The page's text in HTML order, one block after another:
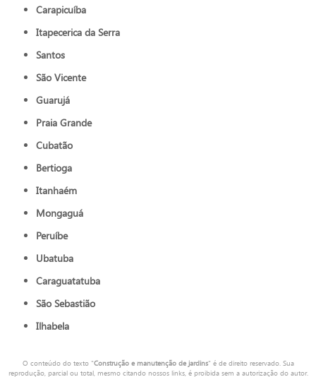
Carapicuíba
Itapecerica da Serra
Santos
São Vicente
Guarujá
Praia Grande
Cubatão
Bertioga
Itanhaém
Mongaguá
Peruíbe
Ubatuba
Caraguatatuba
São Sebastião
Ilhabela
O conteúdo do texto "Construção e manutenção de jardins" é de direito reservado. Sua
reprodução, parcial ou total, mesmo citando nossos links, é proibida sem a autorização do autor.